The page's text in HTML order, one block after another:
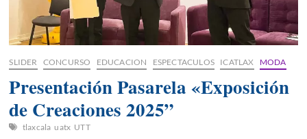
SLIDER CONCURSO EDUCACION ESPECTACULOS ICATLAX MODA
Presentación Pasarela «Exposición
de Creaciones 2025”
tlaxcala uatx UTT